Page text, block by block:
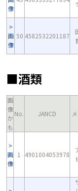
像
画
像
50 4582532201187
■酒類
画
像
か
も
No. JANCD
画
像
1 4901004053978